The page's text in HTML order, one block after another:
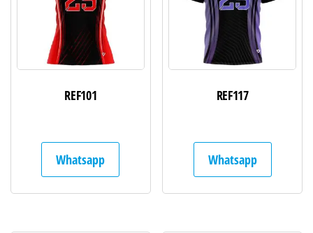
REF101
Whatsapp
REF117
Whatsapp